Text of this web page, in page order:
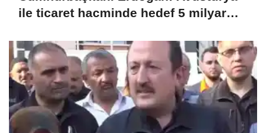
ile ticaret hacminde hedef 5 milyar